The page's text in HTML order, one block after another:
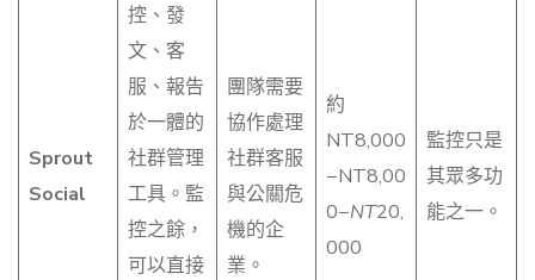
Sprout
Social
控、發
文、客
服、報告
於一體的
社群管理
工具。監
控之餘，
可以直接
團隊需要
協作處理
社群客服
與公關危
機的企
業。
約
NT8,000
−NT8,00
0−NT20,
000
監控只是
其眾多功
能之一。